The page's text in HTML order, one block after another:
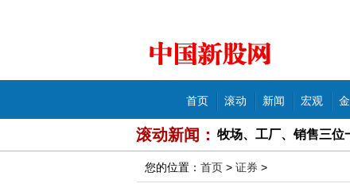
首页 滚动 新闻 宏观
滚动新闻： 牧场、工厂、销售三位
悦府·尚书房项目挖坑
您的位置： 首页 > 证券 >